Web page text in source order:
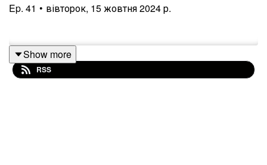
Ep. 41 • вівторок, 15 жовтня 2024 р.
Show more
RSS